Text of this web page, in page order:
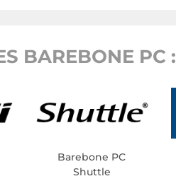
BAREBONE PC :
Barebone PC
Shuttle